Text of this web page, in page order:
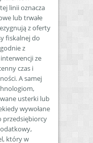
linii oznacza
lub trwałe
z oferty
fiskalnej do
z
ze
czas i
A samej
usterki lub
wywołane
przedsiębiorcy
który w